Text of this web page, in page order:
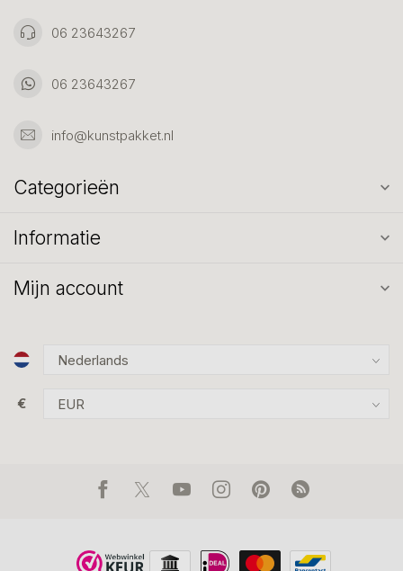
06 23643267
06 23643267
info@kunstpakket.nl
Categorieën
Informatie
Mijn account
€